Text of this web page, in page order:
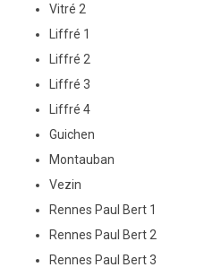
Vitré 2
Liffré 1
Liffré 2
Liffré 3
Liffré 4
Guichen
Montauban
Vezin
Rennes Paul Bert 1
Rennes Paul Bert 2
Rennes Paul Bert 3